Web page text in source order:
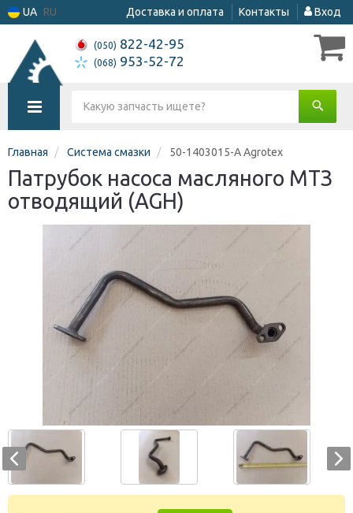
UA RU Доставка и оплата Контакты Вход
(050) 822-42-95
(068) 953-52-72
Главная Система смазки 50-1403015-А Agrotex
Патрубок насоса масляного МТЗ
отводящий (AGH)